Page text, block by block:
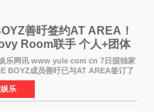
善旴签约AT AREA！
Room联手 个人+团体
行网讯 www yule com cn 7日据独家
BOYZ成员善旴已与AT AREA签订了
AT AREA是由知名制作人组合
创立的hip-hop厂牌，旗下拥有多
乐人，在韩
乐